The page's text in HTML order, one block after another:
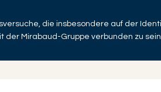
die insbesondere auf der
der Mirabaud-Gruppe verbunden zu